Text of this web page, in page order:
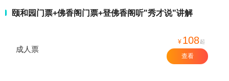
颐和园门票+佛香阁门票+登佛香阁听"秀才说"讲解
成人票
¥ 108起
查看